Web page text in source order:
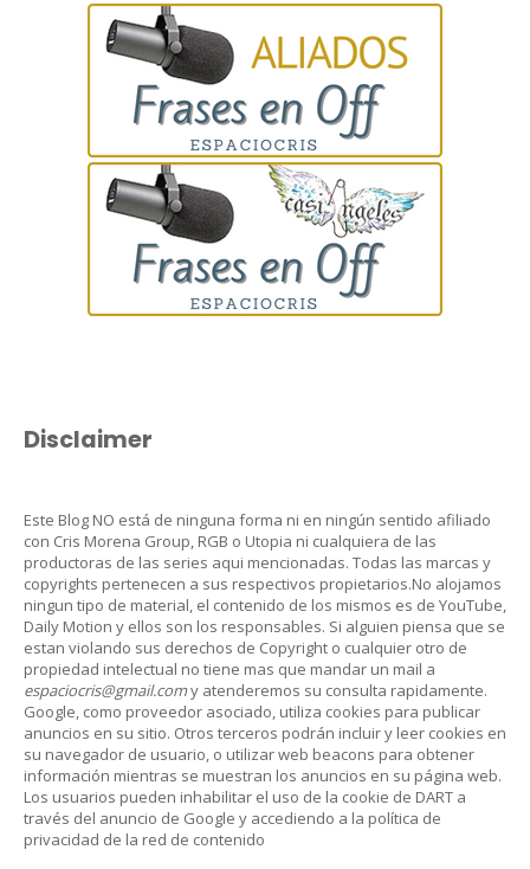
Disclaimer
Este Blog NO está de ninguna forma ni en ningún sentido afiliado
con Cris Morena Group, RGB o Utopia ni cualquiera de las
productoras de las series aqui mencionadas. Todas las marcas y
copyrights pertenecen a sus respectivos propietarios.No alojamos
ningun tipo de material, el contenido de los mismos es de YouTube,
Daily Motion y ellos son los responsables. Si alguien piensa que se
estan violando sus derechos de Copyright o cualquier otro de
propiedad intelectual no tiene mas que mandar un mail a
espaciocris@gmail.comy atenderemos su consulta rapidamente.
Google, como proveedor asociado, utiliza cookies para publicar
anuncios en su sitio. Otros terceros podrán incluir y leer cookies en
su navegador de usuario, o utilizar web beacons para obtener
información mientras se muestran los anuncios en su página web.
Los usuarios pueden inhabilitar el uso de la cookie de DART a
través del anuncio de Google y accediendo a la política de
privacidad de la red de contenido